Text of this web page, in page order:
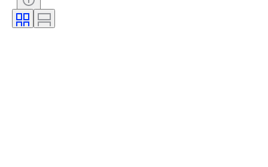
Kiadás
Óraszerkezet